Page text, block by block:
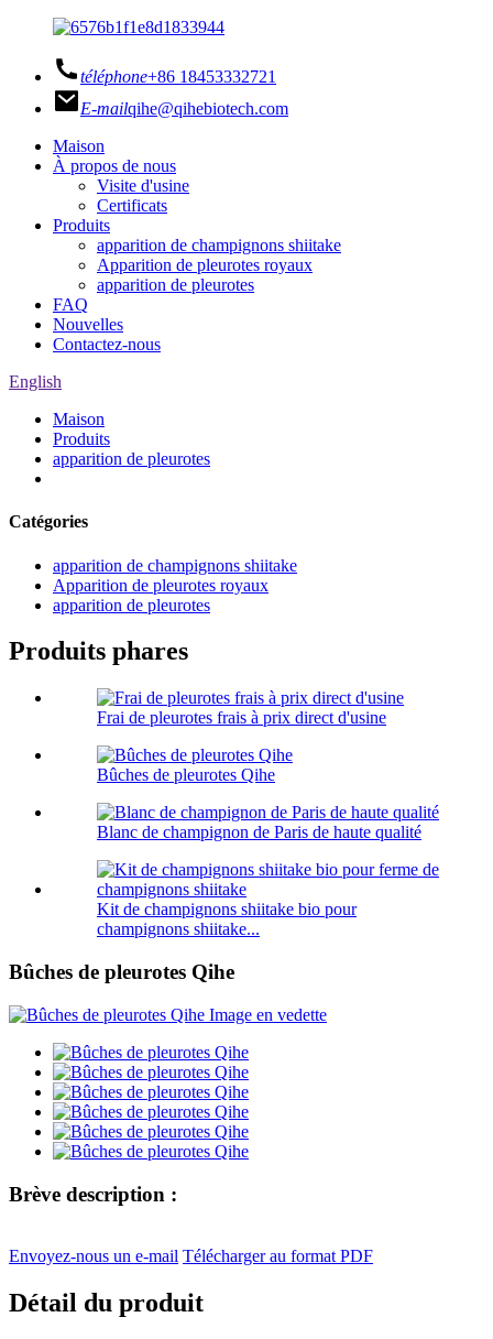
téléphone+86 18453332721
E-mailqihe@qihebiotech.com
Maison
À propos de nous
Visite d'usine
Certificats
Produits
apparition de champignons shiitake
Apparition de pleurotes royaux
apparition de pleurotes
FAQ
Nouvelles
Contactez-nous
English
Maison
Produits
apparition de pleurotes
Catégories
apparition de champignons shiitake
Apparition de pleurotes royaux
apparition de pleurotes
Produits phares
Frai de pleurotes frais à prix direct d'usine
Bûches de pleurotes Qihe
Blanc de champignon de Paris de haute qualité
Kit de champignons shiitake bio pour
champignons shiitake...
Bûches de pleurotes Qihe
Brève description :
Envoyez-nous un e-mail Télécharger au format PDF
Détail du produit